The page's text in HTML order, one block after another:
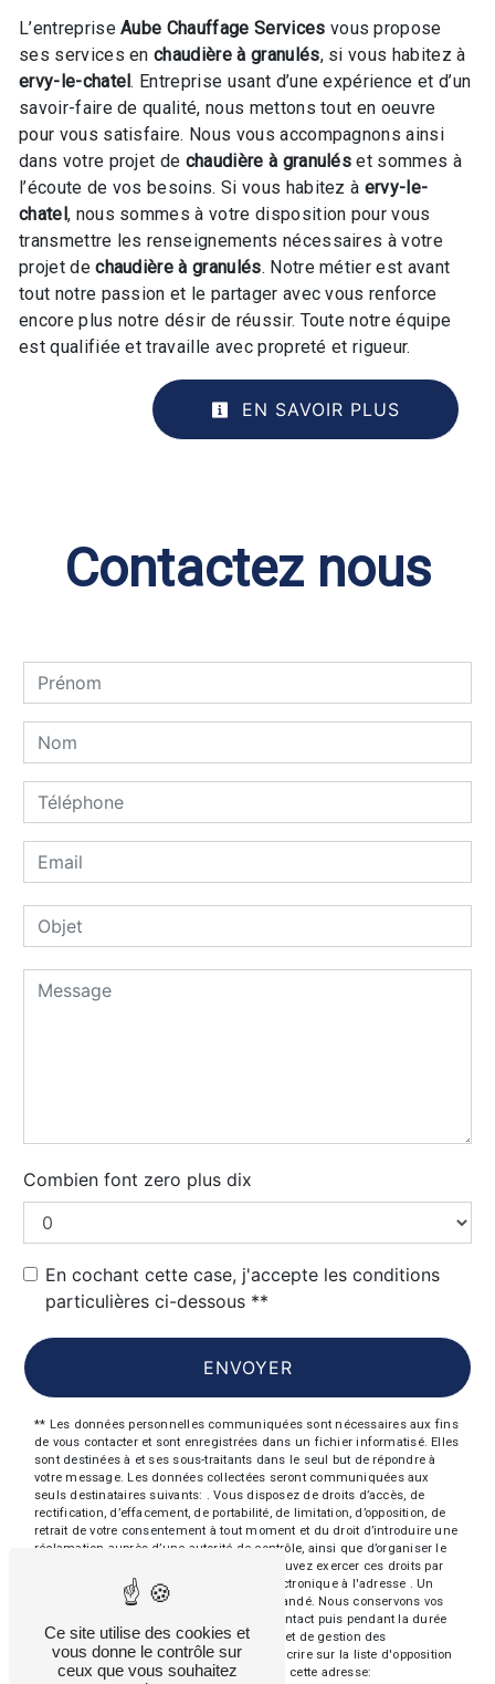
L’entrepriseAube Chauffage Services vous propose
ses services enchaudière à granulés, si vous habitez à
ervy-le-chatel. Entreprise usant d’une expérience et d’un
savoir-faire de qualité, nous mettons tout en oeuvre
pour vous satisfaire. Nous vous accompagnons ainsi
dans votre projet de chaudière à granulés et sommes à
l’écoute de vos besoins. Si vous habitez à ervy-le-
chatel, nous sommes à votre disposition pour vous
transmettre les renseignements nécessaires à votre
projet dechaudière à granulés. Notre métier est avant
tout notre passion et le partager avec vous renforce
encore plus notre désir de réussir. Toute notre équipe
est qualifiée et travaille avec propreté et rigueur.
EN SAVOIR PLUS
Contactez nous
Combien font zero plus dix
En cochant cette case, j'accepte les conditions
particulières ci-dessous **
ENVOYER
** Les données personnelles communiquées sont nécessaires aux fins
de vous contacter et sont enregistrées dans un fichier informatisé. Elles
sont destinées à et ses sous-traitants dans le seul but de répondre à
votre message. Les données collectées seront communiquées aux
seuls destinataires suivants: . Vous disposez de droits d’accès, de
rectification, d’effacement, de portabilité, de limitation, d’opposition, de
retrait de votre consentement à tout moment et du droit d’introduire une
réclamation auprès d’une autorité de contrôle, ainsi que d’organiser le
sort de vos données post-mortem. Vous pouvez exercer ces droits par
voie postale à l'adresse ou par courrier électronique à l'adresse . Un
justificatif d'identité pourra vous être demandé. Nous conservons vos
données pendant la période de prise de contact puis pendant la durée
de prescription légale aux fins probatoires et de gestion des
contentieux. Vous avez le droit de vous inscrire sur la liste d'opposition
au démarchage téléphonique, disponible à cette adresse:
Ce site utilise des cookies et
vous donne le contrôle sur
ceux que vous souhaitez